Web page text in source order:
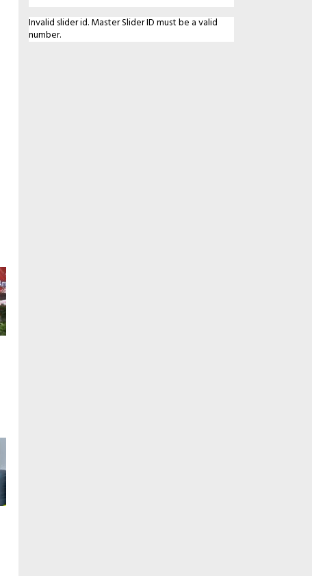
Invalid slider id. Master Slider ID must be a valid
number.